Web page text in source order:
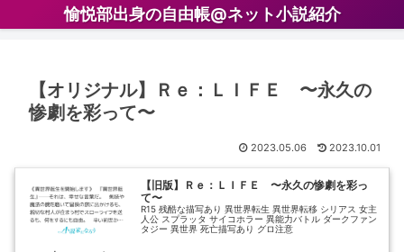
愉悦部出身の自由帳@ネット小説紹介
【オリジナル】Ｒｅ：ＬＩＦＥ 〜永久の
惨劇を彩って〜
2023.05.06 2023.10.01
【旧版】Ｒｅ：ＬＩＦＥ 〜永久の惨劇を彩っ
て〜
R15 残酷な描写あり 異世界転生 異世界転移 シリアス 女主
人公 スプラッタ サイコホラー 異能力バトル ダークファン
タジー 異世界 死亡描写あり グロ注意